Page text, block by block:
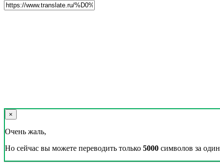
×
Очень жаль,
Но сейчас вы можете переводить только 5000 символов за